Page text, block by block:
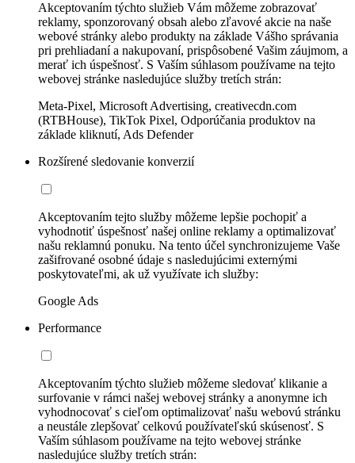
Akceptovaním týchto služieb Vám môžeme zobrazovať
reklamy, sponzorovaný obsah alebo zľavové akcie na naše
webové stránky alebo produkty na základe Vášho správania
pri prehliadaní a nakupovaní, prispôsobené Vašim záujmom, a
merať ich úspešnosť. S Vaším súhlasom používame na tejto
webovej stránke nasledujúce služby tretích strán:
Meta-Pixel, Microsoft Advertising, creativecdn.com
(RTBHouse), TikTok Pixel, Odporúčania produktov na
základe kliknutí, Ads Defender
Rozšírené sledovanie konverzií
Akceptovaním tejto služby môžeme lepšie pochopiť a
vyhodnotiť úspešnosť našej online reklamy a optimalizovať
našu reklamnú ponuku. Na tento účel synchronizujeme Vaše
zašifrované osobné údaje s nasledujúcimi externými
poskytovateľmi, ak už využívate ich služby:
Google Ads
Performance
Akceptovaním týchto služieb môžeme sledovať klikanie a
surfovanie v rámci našej webovej stránky a anonymne ich
vyhodnocovať s cieľom optimalizovať našu webovú stránku
a neustále zlepšovať celkovú používateľskú skúsenosť. S
Vaším súhlasom používame na tejto webovej stránke
nasledujúce služby tretích strán: